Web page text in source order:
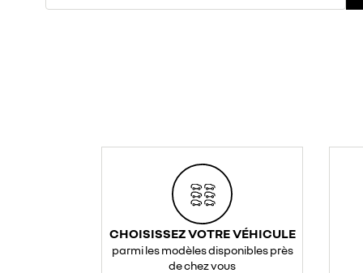
CHOISISSEZ VOTRE VÉHICULE
parmi les modèles disponibles près
de chez vous